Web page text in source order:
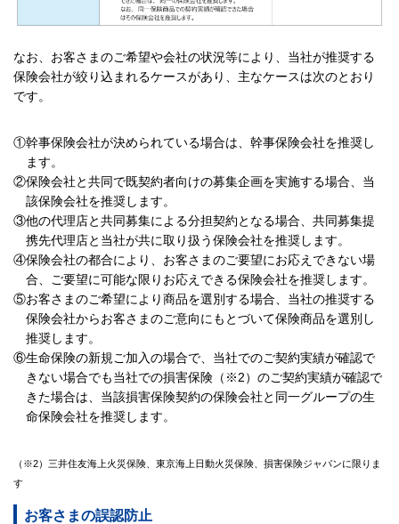
なお、お客さまのご希望や会社の状況等により、当社が推奨する
保険会社が絞り込まれるケースがあり、主なケースは次のとおり
です。
①幹事保険会社が決められている場合は、幹事保険会社を推奨し
ます。
②保険会社と共同で既契約者向けの募集企画を実施する場合、当
該保険会社を推奨します。
③他の代理店と共同募集による分担契約となる場合、共同募集提
携先代理店と当社が共に取り扱う保険会社を推奨します。
④保険会社の都合により、お客さまのご要望にお応えできない場
合、ご要望に可能な限りお応えできる保険会社を推奨します。
⑤お客さまのご希望により商品を選別する場合、当社の推奨する
保険会社からお客さまのご意向にもとづいて保険商品を選別し
推奨します。
⑥生命保険の新規ご加入の場合で、当社でのご契約実績が確認で
きない場合でも当社での損害保険（※2）のご契約実績が確認で
きた場合は、当該損害保険契約の保険会社と同一グループの生
命保険会社を推奨します。
（※2）三井住友海上火災保険、東京海上日動火災保険、損害保険ジャパンに限りま
す
お客さまの誤認防止